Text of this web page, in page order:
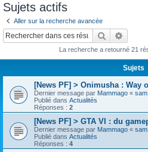
Sujets actifs
Aller sur la recherche avancée
Rechercher
La recherche a retourné 21
Sujets
[News PF] > Onimusha : Way
Dernier message par Mammago «
Publié dans Actualités
Réponses : 2
[News PF] > GTA VI : du
Dernier message par Mammago «
Publié dans Actualités
Réponses : 4